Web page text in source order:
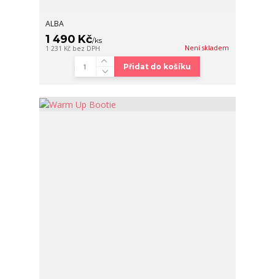
ALBA
1 490 Kč/ks
1 231 Kč bez DPH Není skladem
Přidat do košíku